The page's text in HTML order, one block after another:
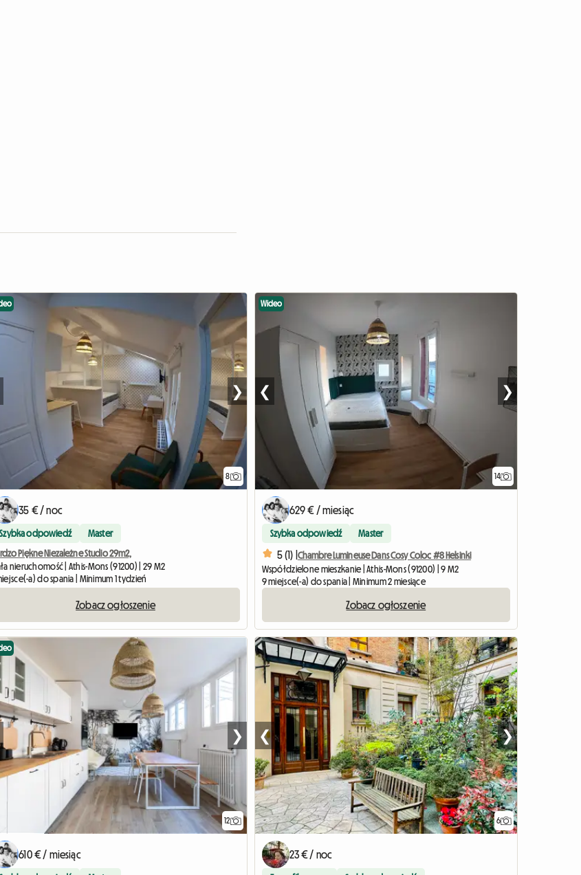
8
❯
35 € / noc
Szybka odpowiedź Master
Piękne Niezależne Studio 29m2,
nieruchomość | Athis-Mons (91200) | 29 M2
a) do spania | Minimum 1 tydzień
Zobacz ogłoszenie
14
Wideo
❮ ❯
629 € / miesiąc
Szybka odpowiedź Master
5 (1) | Chambre Lumineuse Dans Cosy Coloc #8 Helsinki
Współdzielone mieszkanie | Athis-Mons (91200) | 9 M2
9 miejsce(-a) do spania | Minimum 2 miesiące
Zobacz ogłoszenie
12
❯
610 € / miesiąc
6
❮ ❯
23 € / noc